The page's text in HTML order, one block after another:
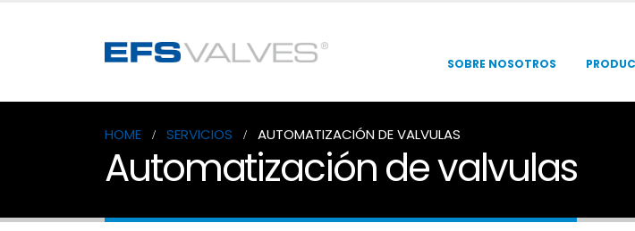
SOBRE NOSOTROS
HOME SERVICIOS AUTOMATIZACIÓN DE VALVULAS
Automatización de valvulas